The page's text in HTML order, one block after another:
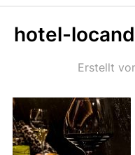
hotel-
Erstellt